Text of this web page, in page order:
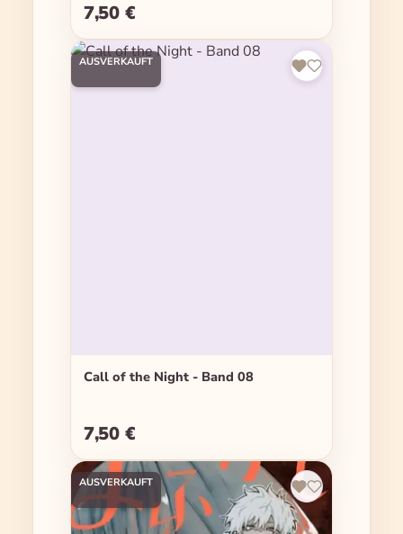
Regulärer Preis:
7,50 €
AUSVERKAUFT
Call of the Night - Band 08
Regulärer Preis:
7,50 €
AUSVERKAUFT